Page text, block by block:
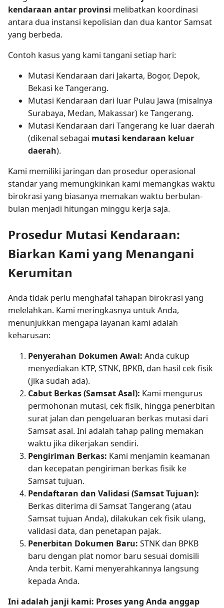
kendaraan antar provinsi melibatkan koordinasi
antara dua instansi kepolisian dan dua kantor Samsat
yang berbeda.
Contoh kasus yang kami tangani setiap hari:
Mutasi Kendaraan dari Jakarta, Bogor, Depok,
Bekasi ke Tangerang.
Mutasi Kendaraan dari luar Pulau Jawa (misalnya
Surabaya, Medan, Makassar) ke Tangerang.
Mutasi Kendaraan dari Tangerang ke luar daerah
(dikenal sebagai mutasi kendaraan keluar
daerah).
Kami memiliki jaringan dan prosedur operasional
standar yang memungkinkan kami memangkas waktu
birokrasi yang biasanya memakan waktu berbulan-
bulan menjadi hitungan minggu kerja saja.
Prosedur Mutasi Kendaraan:
Biarkan Kami yang Menangani
Kerumitan
Anda tidak perlu menghafal tahapan birokrasi yang
melelahkan. Kami meringkasnya untuk Anda,
menunjukkan mengapa layanan kami adalah
keharusan:
Penyerahan Dokumen Awal: Anda cukup
menyediakan KTP, STNK, BPKB, dan hasil cek fisik
(jika sudah ada).
Cabut Berkas (Samsat Asal): Kami mengurus
permohonan mutasi, cek fisik, hingga penerbitan
surat jalan dan pengeluaran berkas mutasi dari
Samsat asal. Ini adalah tahap paling memakan
waktu jika dikerjakan sendiri.
Pengiriman Berkas: Kami menjamin keamanan
dan kecepatan pengiriman berkas fisik ke
Samsat tujuan.
Pendaftaran dan Validasi (Samsat Tujuan):
Berkas diterima di Samsat Tangerang (atau
Samsat tujuan Anda), dilakukan cek fisik ulang,
validasi data, dan penetapan pajak.
Penerbitan Dokumen Baru: STNK dan BPKB
baru dengan plat nomor baru sesuai domisili
Anda terbit. Kami menyerahkannya langsung
kepada Anda.
Ini adalah janji kami: Proses yang Anda anggap